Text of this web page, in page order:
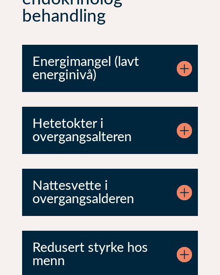
behandling
Energimangel (lavt
energinivå)
Hetetokter i
overgangsalteren
Nattesvette i
overgangsalderen
Redusert styrke hos
menn